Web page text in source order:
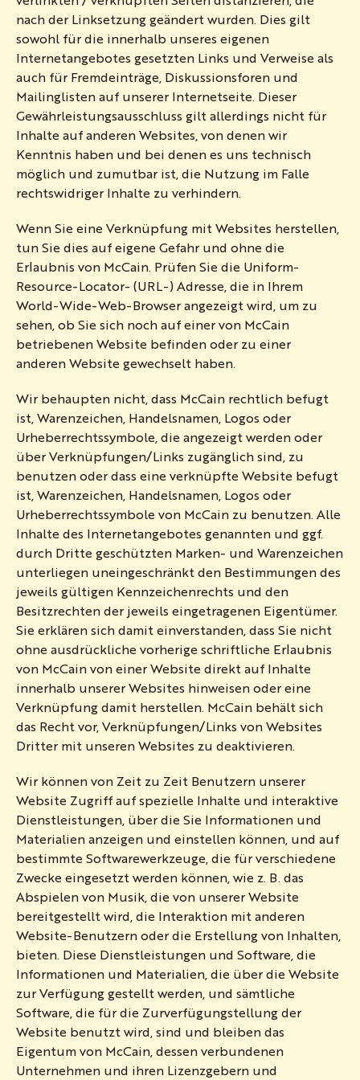
nach der Linksetzung geändert wurden. Dies gilt
sowohl für die innerhalb unseres eigenen
Internetangebotes gesetzten Links und Verweise als
auch für Fremdeinträge, Diskussionsforen und
Mailinglisten auf unserer Internetseite. Dieser
Gewährleistungsausschluss gilt allerdings nicht für
Inhalte auf anderen Websites, von denen wir
Kenntnis haben und bei denen es uns technisch
möglich und zumutbar ist, die Nutzung im Falle
rechtswidriger Inhalte zu verhindern.
Wenn Sie eine Verknüpfung mit Websites herstellen,
tun Sie dies auf eigene Gefahr und ohne die
Erlaubnis von McCain. Prüfen Sie die Uniform-
Resource-Locator- (URL-) Adresse, die in Ihrem
World-Wide-Web-Browser angezeigt wird, um zu
sehen, ob Sie sich noch auf einer von McCain
betriebenen Website befinden oder zu einer
anderen Website gewechselt haben.
Wir behaupten nicht, dass McCain rechtlich befugt
ist, Warenzeichen, Handelsnamen, Logos oder
Urheberrechtssymbole, die angezeigt werden oder
über Verknüpfungen/Links zugänglich sind, zu
benutzen oder dass eine verknüpfte Website befugt
ist, Warenzeichen, Handelsnamen, Logos oder
Urheberrechtssymbole von McCain zu benutzen. Alle
Inhalte des Internetangebotes genannten und ggf.
durch Dritte geschützten Marken- und Warenzeichen
unterliegen uneingeschränkt den Bestimmungen des
jeweils gültigen Kennzeichenrechts und den
Besitzrechten der jeweils eingetragenen Eigentümer.
Sie erklären sich damit einverstanden, dass Sie nicht
ohne ausdrückliche vorherige schriftliche Erlaubnis
von McCain von einer Website direkt auf Inhalte
innerhalb unserer Websites hinweisen oder eine
Verknüpfung damit herstellen. McCain behält sich
das Recht vor, Verknüpfungen/Links von Websites
Dritter mit unseren Websites zu deaktivieren.
Wir können von Zeit zu Zeit Benutzern unserer
Website Zugriff auf spezielle Inhalte und interaktive
Dienstleistungen, über die Sie Informationen und
Materialien anzeigen und einstellen können, und auf
bestimmte Softwarewerkzeuge, die für verschiedene
Zwecke eingesetzt werden können, wie z. B. das
Abspielen von Musik, die von unserer Website
bereitgestellt wird, die Interaktion mit anderen
Website-Benutzern oder die Erstellung von Inhalten,
bieten. Diese Dienstleistungen und Software, die
Informationen und Materialien, die über die Website
zur Verfügung gestellt werden, und sämtliche
Software, die für die Zurverfügungstellung der
Website benutzt wird, sind und bleiben das
Eigentum von McCain, dessen verbundenen
Unternehmen und ihren Lizenzgebern und